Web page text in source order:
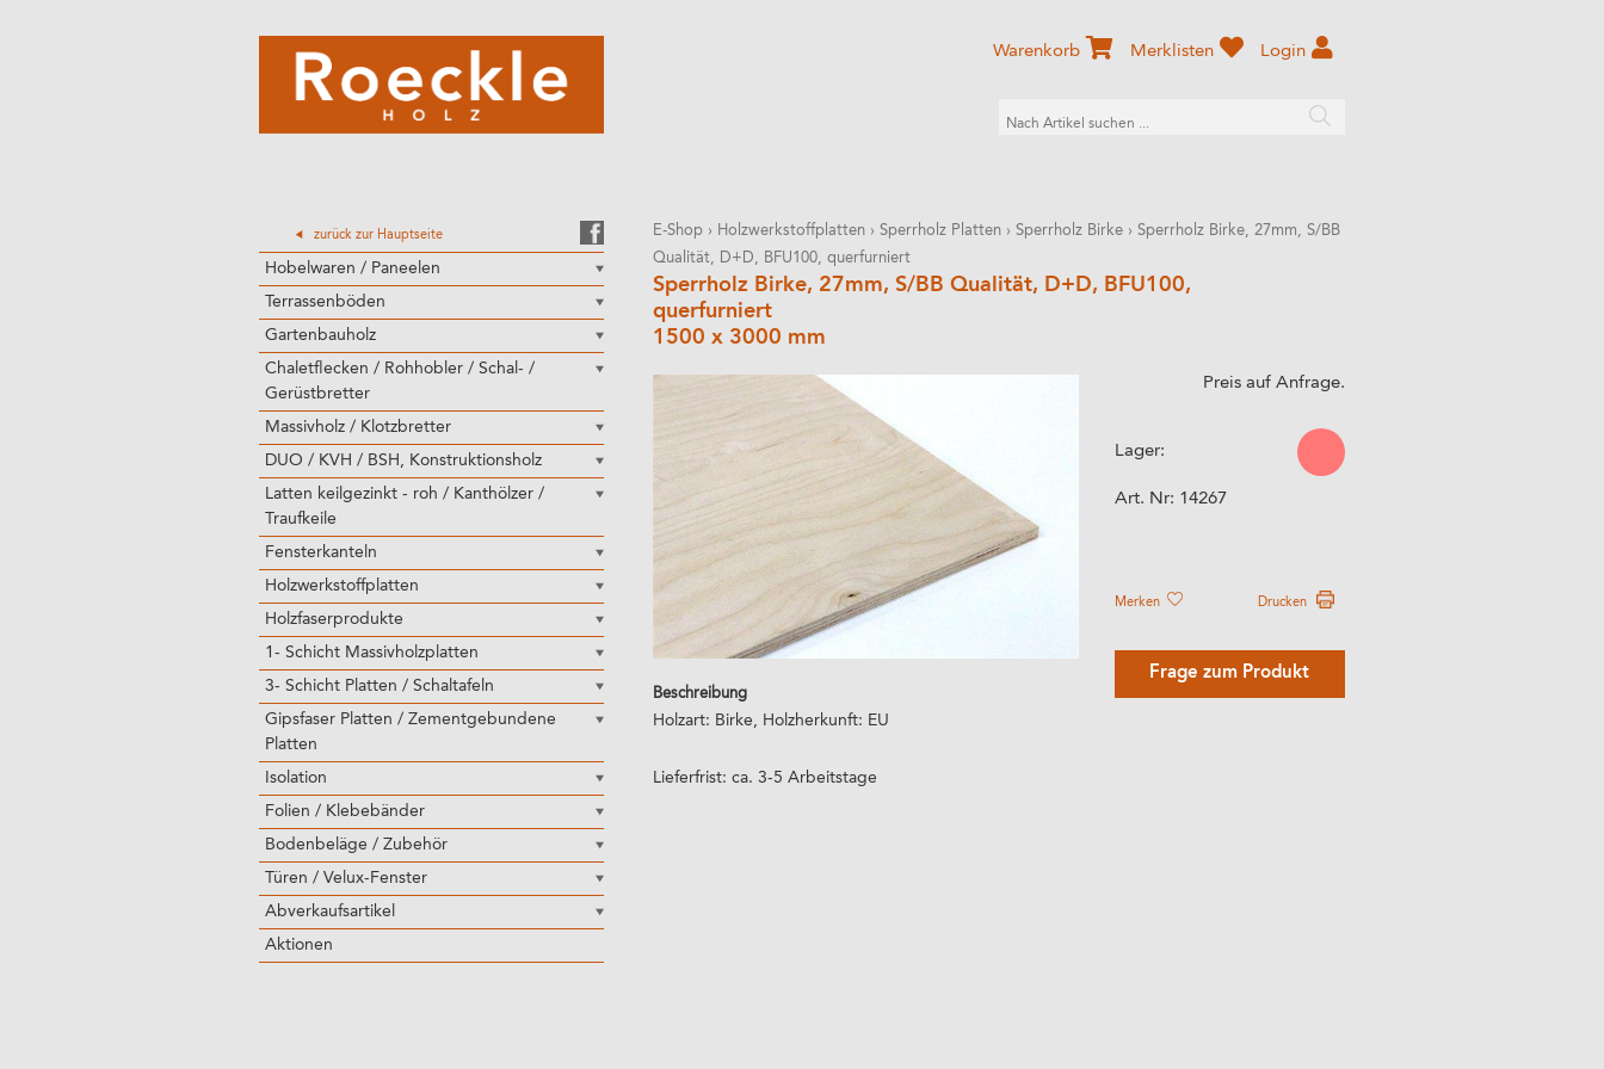
zurück zur Hauptseite
Hobelwaren / Paneelen
Terrassenböden
Gartenbauholz
Chaletflecken / Rohhobler / Schal- /
Gerüstbretter
Massivholz / Klotzbretter
DUO / KVH / BSH, Konstruktionsholz
Latten keilgezinkt - roh / Kanthölzer /
Traufkeile
Fensterkanteln
Holzwerkstoffplatten
Holzfaserprodukte
1- Schicht Massivholzplatten
3- Schicht Platten / Schaltafeln
Gipsfaser Platten / Zementgebundene
Platten
Isolation
Folien / Klebebänder
Bodenbeläge / Zubehör
Türen / Velux-Fenster
Abverkaufsartikel
Aktionen
Warenkorb Merklisten Login
E-Shop › Holzwerkstoffplatten › Sperrholz Platten › Sperrholz Birke › Sperrholz Birke, 27mm, S/BB
Qualität, D+D, BFU100, querfurniert
Sperrholz Birke, 27mm, S/BB Qualität, D+D, BFU100,
querfurniert
1500 x 3000 mm
Beschreibung
Holzart: Birke, Holzherkunft: EU
Lieferfrist: ca. 3-5 Arbeitstage
Preis auf Anfrage.
Lager:
Art. Nr: 14267
Merken Drucken
Frage zum Produkt